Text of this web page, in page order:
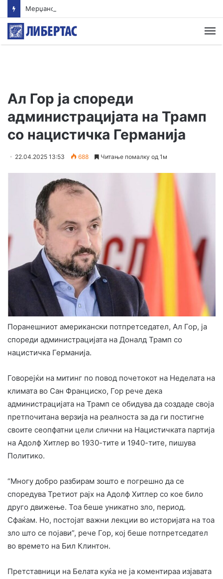
Ал Гор ја спореди
администрацијата на Трамп
со нацистичка Германија
22.04.2025 13:53 688 Читање помалку од 1м
Поранешниот американски потпретседател, Ал Гор, ја
спореди администрацијата на Доналд Трамп со
нацистичка Германија.
Говорејќи на митинг по повод почетокот на Неделата на
климата во Сан Франциско, Гор рече дека
администрацијата на Трамп се обидува да создаде своја
претпочитана верзија на реалноста за да ги постигне
своите сеопфатни цели слични на Нацистичката партија
на Адолф Хитлер во 1930-тите и 1940-тите, пишува
Политико.
“Многу добро разбирам зошто е погрешно да се
споредува Третиот рајх на Адолф Хитлер со кое било
друго движење. Тоа беше уникатно зло, период.
Сфаќам. Но, постојат важни лекции во историјата на тоа
зло што се појави”, рече Гор, кој беше потпретседател
во времето на Бил Клинтон.
Претставници на Белата куќа не ја коментираа изјавата